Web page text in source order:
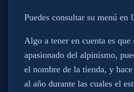
Puedes consultar su menú en
Algo a tener en cuenta es que
apasionado del alpinismo,
el nombre de la tienda, y hace
al año durante las cuales el